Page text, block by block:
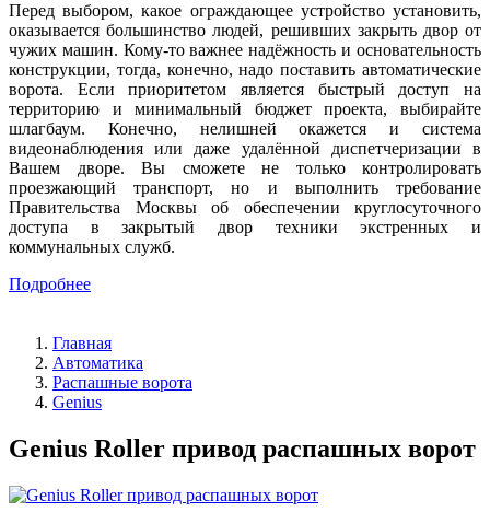
Перед выбором, какое ограждающее устройство установить,
оказывается большинство людей, решивших закрыть двор от
чужих машин. Кому-то важнее надёжность и основательность
конструкции, тогда, конечно, надо поставить автоматические
ворота. Если приоритетом является быстрый доступ на
территорию и минимальный бюджет проекта, выбирайте
шлагбаум. Конечно, нелишней окажется и система
видеонаблюдения или даже удалённой диспетчеризации в
Вашем дворе. Вы сможете не только контролировать
проезжающий транспорт, но и выполнить требование
Правительства Москвы об обеспечении круглосуточного
доступа в закрытый двор техники экстренных и
коммунальных служб.
Подробнее
Главная
Автоматика
Распашные ворота
Genius
Genius Roller привод распашных ворот